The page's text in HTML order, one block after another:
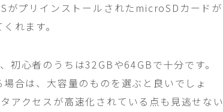
がプリインストールされたmicroSDカードが
れます。
心者のうちは32GBや64GBで十分です。
合は、大容量のものを選ぶと良いでしょ
アクセスが高速化されている点も見逃せない